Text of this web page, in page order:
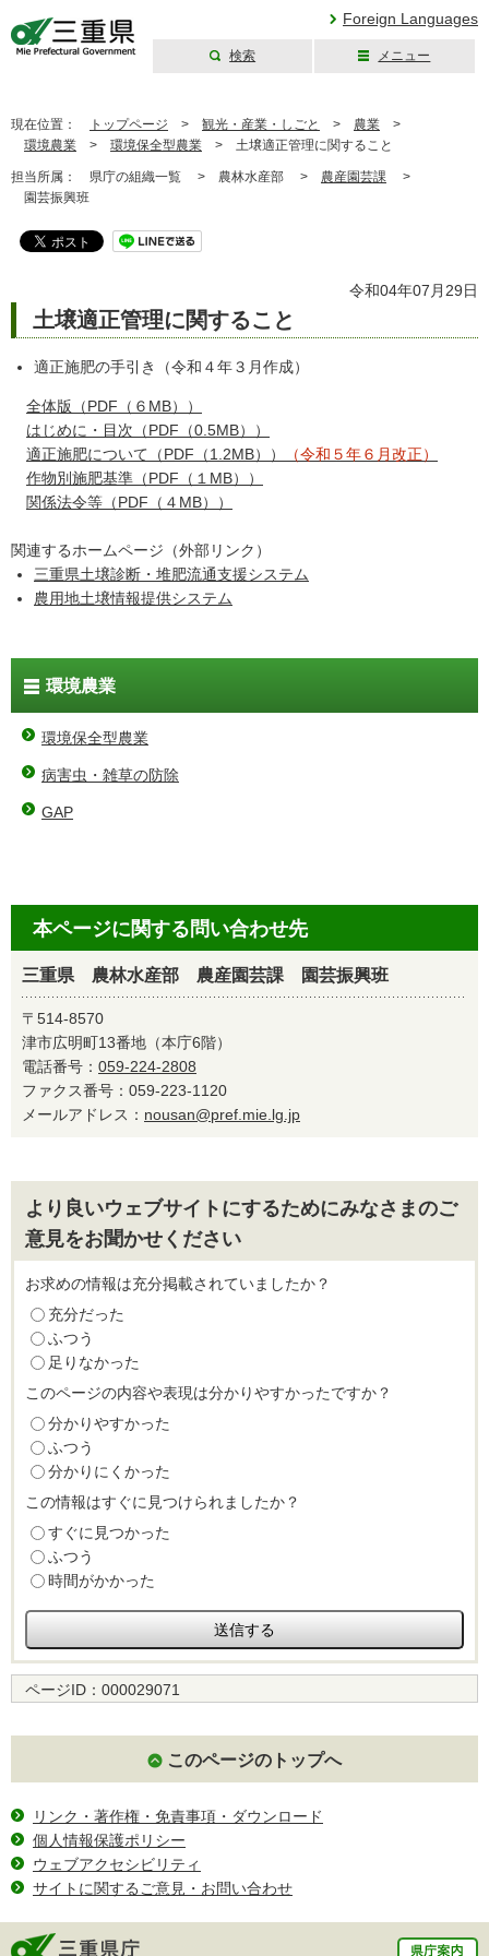
Foreign Languages
検索 メニュー
現在位置： トップページ > 観光・産業・しごと > 農業 >
環境農業 > 環境保全型農業 > 土壌適正管理に関すること
担当所属： 県庁の組織一覧 > 農林水産部 > 農産園芸課 >
園芸振興班
令和04年07月29日
土壌適正管理に関すること
適正施肥の手引き（令和４年３月作成）
全体版（PDF（６MB））
はじめに・目次（PDF（0.5MB））
適正施肥について（PDF（1.2MB））
（令和５年６月改正）
作物別施肥基準（PDF（１MB））
関係法令等（PDF（４MB））
関連するホームページ（外部リンク）
三重県土壌診断・堆肥流通支援システム
農用地土壌情報提供システム
環境農業
環境保全型農業
病害虫・雑草の防除
GAP
本ページに関する問い合わせ先
三重県 農林水産部 農産園芸課 園芸振興班
〒514-8570
津市広明町13番地（本庁6階）
電話番号： 059-224-2808
ファクス番号：059-223-1120
メールアドレス： nousan@pref.mie.lg.jp
より良いウェブサイトにするためにみなさまのご
意見をお聞かせください
お求めの情報は充分掲載されていましたか？
充分だった
ふつう
足りなかった
このページの内容や表現は分かりやすかったですか？
分かりやすかった
ふつう
分かりにくかった
この情報はすぐに見つけられましたか？
すぐに見つかった
ふつう
時間がかかった
ページID： 000029071
このページのトップへ
リンク・著作権・免責事項・ダウンロード
個人情報保護ポリシー
ウェブアクセシビリティ
サイトに関するご意見・お問い合わせ